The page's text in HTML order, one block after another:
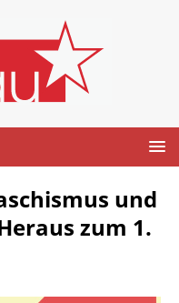
und
zum 1.